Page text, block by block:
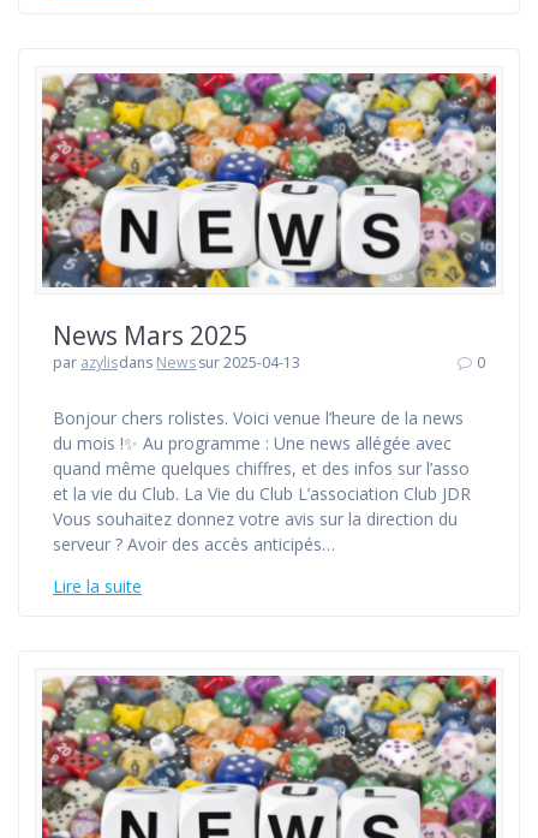
News Mars 2025
par azylisdans Newssur 2025-04-13 0
Bonjour chers rolistes. Voici venue l’heure de la news
du mois !✨ Au programme : Une news allégée avec
quand même quelques chiffres, et des infos sur l’asso
et la vie du Club. La Vie du Club L’association Club JDR
Vous souhaitez donnez votre avis sur la direction du
serveur ? Avoir des accès anticipés…
Lire la suite